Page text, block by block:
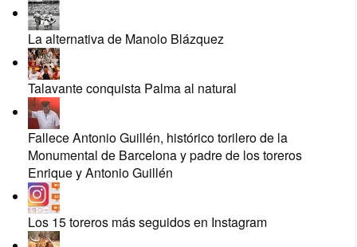
La alternativa de Manolo Blázquez
Talavante conquista Palma al natural
Fallece Antonio Guillén, histórico torilero de la
Monumental de Barcelona y padre de los toreros
Enrique y Antonio Guillén
Los 15 toreros más seguidos en Instagram